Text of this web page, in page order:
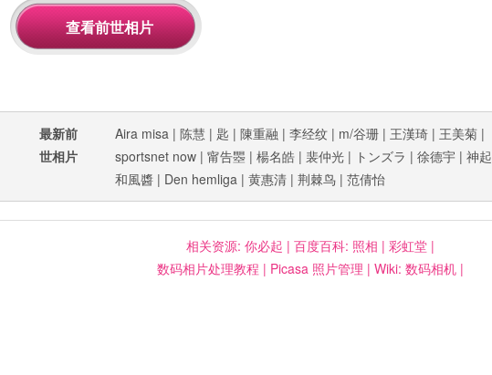
最新前
世相片
Aira misa | 陈慧 | 匙 | 陳重融 | 李经纹 | m/谷珊 | 王漢琦 | 王美菊 |
sportsnet now | 甯告瞾 | 楊名皓 | 裴仲光 | トンズラ | 徐德宇 | 神起
和風醬 | Den hemliga | 黄惠清 | 荆棘鸟 | 范倩怡
相关资源: 你必起 | 百度百科: 照相 | 彩虹堂|
数码相片处理教程 | Picasa 照片管理 | Wiki: 数码相机|